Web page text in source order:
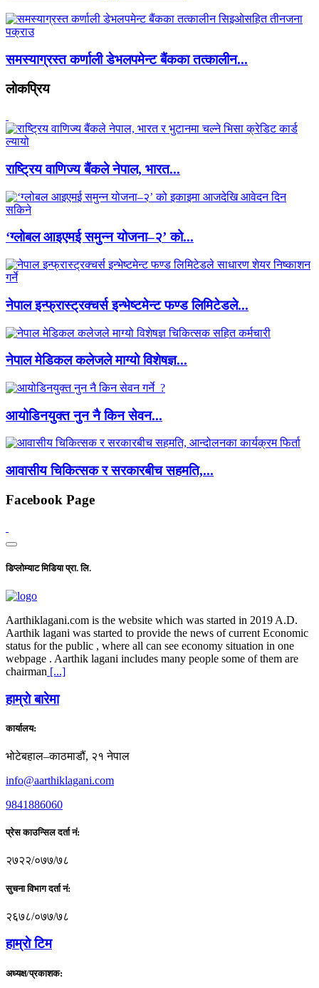
समस्याग्रस्त कर्णाली डेभलपमेन्ट बैंकका तत्कालीन...
लाेकप्रिय
राष्ट्रिय वाणिज्य बैंकले नेपाल, भारत...
‘ग्लोबल आइएमई समुन्न योजना–२’ को...
नेपाल इन्फ्रास्ट्रक्चर्स इन्भेष्टमेन्ट फण्ड लिमिटेडले...
नेपाल मेडिकल कलेजले माग्यो विशेषज्ञ...
आयोडिनयुक्त नुन नै किन सेवन...
आवासीय चिकित्सक र सरकारबीच सहमति,...
Facebook Page
डिप्लोम्याट मिडिया प्रा. लि.
Aarthiklagani.com is the website which was started in 2019 A.D.
Aarthik lagani was started to provide the news of current Economic
status for the public , where all can see economy situation in one
webpage . Aarthik lagani includes many people some of them are
chairman [...]
हाम्राे बारेमा
कार्यालय:
भोटेबहाल–काठमाडौं, २१ नेपाल
info@aarthiklagani.com
9841886060
प्रेस काउन्सिल दर्ता नं:
२७२२/०७७/७८
सुचना विभाग दर्ता नं:
२६७८/०७७/७८
हाम्राे टिम
अध्यक्ष/प्रकाशक: